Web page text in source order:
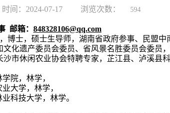
时间：2024-07-17 浏览次数： 594
邮箱： 848328106@qq.com
博士，硕士生导师，湖南省政府参事、民盟中
化遗产委员会委员、省风景名胜委员会委员
市休闲农业协会特聘专家，芷江县、泸溪县科
院，林学，
大学，林学，
科技大学，林学。